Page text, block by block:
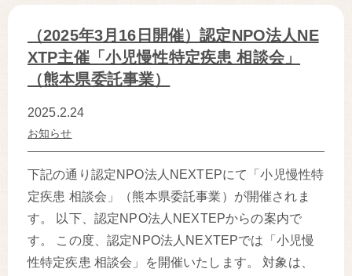
（2025年3月16日開催）認定NPO法人NE
XTP主催「小児慢性特定疾患 相談会」
（熊本県委託事業）
2025.2.24
お知らせ
下記の通り認定NPO法人NEXTEPにて「小児慢性特
定疾患 相談会」（熊本県委託事業）が開催されま
す。 以下、認定NPO法人NEXTEPからの案内で
す。 この度、認定NPO法人NEXTEPでは「小児慢
性特定疾患 相談会」を開催いたします。 対象は、